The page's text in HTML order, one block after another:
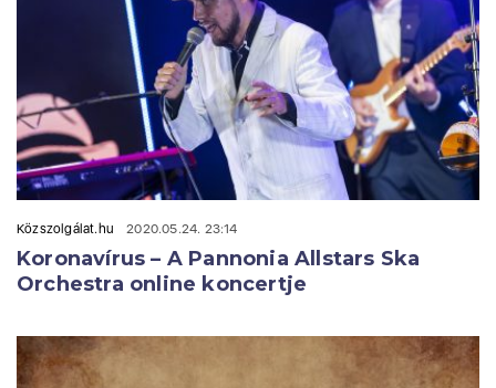
Közszolgálat.hu 2020.05.24. 23:14
Koronavírus – A Pannonia Allstars Ska
Orchestra online koncertje